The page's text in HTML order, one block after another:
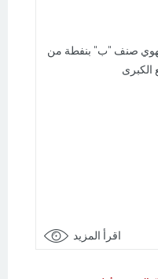
صنف "ب" بنفطة من
الكبرى
اقرأ المزيد